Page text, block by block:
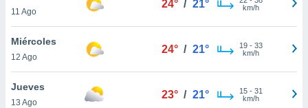
más
nuestra
y
11 Ago
24° / 21°
km/h
Miércoles
12 Ago
24° / 21° 19- 33
km/h
Jueves
13 Ago
23° / 21° 15- 31
km/h